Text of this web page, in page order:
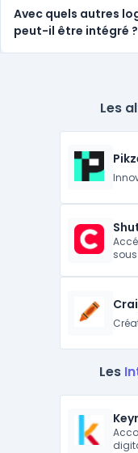
Avec quels autres
peut-il être intégré ?
Les
Les